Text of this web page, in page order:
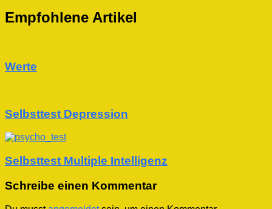
Empfohlene Artikel
Werte
Selbsttest Depression
Selbsttest Multiple Intelligenz
Schreibe einen Kommentar